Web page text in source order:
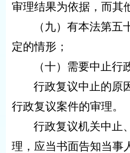
审理结果为依据，而其
（九）有本法第
定的情形；
（十）需要中止行
行政复议中止的原
行政复议案件的审理。
行政复议机关中止
理，应当书面告知当事